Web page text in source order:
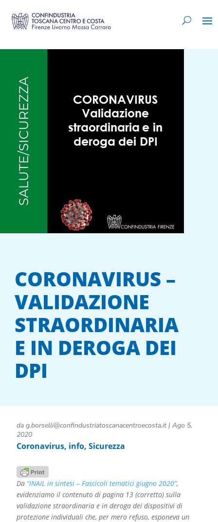
CORONAVIRUS –
VALIDAZIONE
STRAORDINARIA
E IN DEROGA DEI
DPI
da g.borselli@confindustriatoscanacentroecosta.it| Ago 5,
2020
Coronavirus, info, Sicurezza
Da “INAIL in sintesi – Fascicoli tematici giugno 2020”,
evidenziamo il contenuto di pagina 13 (corretto) sulla
validazione straordinaria e in deroga dei dispositivi di
protezione individuali che, per mero refuso, esponeva un